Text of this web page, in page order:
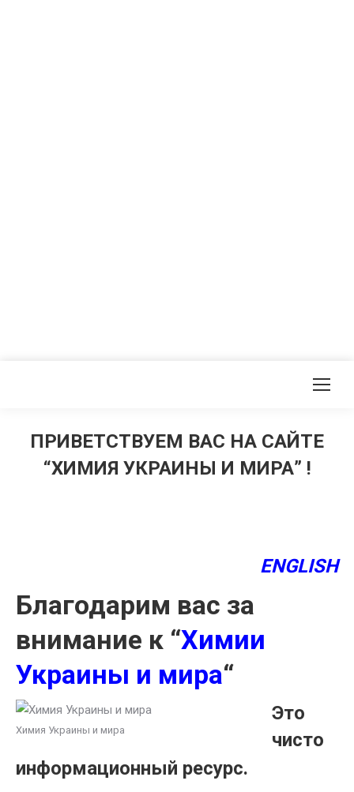
ПРИВЕТСТВУЕМ ВАС НА САЙТЕ
“ХИМИЯ УКРАИНЫ И МИРА” !
ENGLISH
Благодарим вас за
внимание к “Химии
Украины и мира“
Химия Украины и мира
Это
чисто
информационный ресурс.